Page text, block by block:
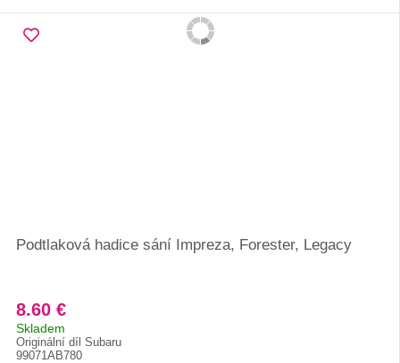
Podtlaková hadice sání Impreza, Forester, Legacy
8.60 €
Skladem
Originální díl Subaru
99071AB780